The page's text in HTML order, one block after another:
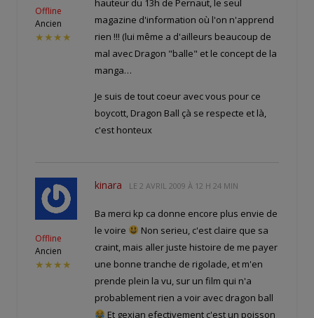
Offline
Ancien
★★★★
hauteur du 13h de Pernaut, le seul
magazine d'information où l'on n'apprend
rien !!! (lui même a d'ailleurs beaucoup de
mal avec Dragon "balle" et le concept de la
manga…
Je suis de tout coeur avec vous pour ce
boycott, Dragon Ball çà se respecte et là,
c'est honteux
Offline
Ancien
★★★★
kinara LE 2 AVRIL 2009 À 12 H 24 MIN
Ba merci kp ca donne encore plus envie de
le voire
Non serieu, c'est claire que sa
craint, mais aller juste histoire de me payer
une bonne tranche de rigolade, et m'en
prende plein la vu, sur un film qui n'a
probablement rien a voir avec dragon ball
Et gexian efectivement c'est un poisson